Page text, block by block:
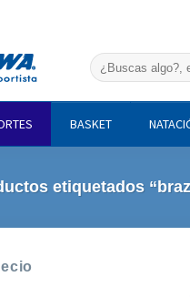
Buscar
por:
BASKET
etiquetados